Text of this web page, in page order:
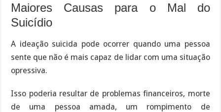
Maiores Causas para o Mal do
Suicídio
A ideação suicida pode ocorrer quando uma pessoa
sente que não é mais capaz de lidar com uma situação
opressiva.
Isso poderia resultar de problemas financeiros, morte
de uma pessoa amada, um rompimento de